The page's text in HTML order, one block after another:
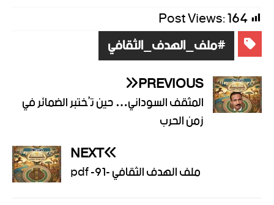
Post Views:164
#ملف_الهدف_الثقافي
PREVIOUS
المثقف السوداني… حين تُختبر الضمائر في
زمن الحرب
NEXT
ملف الهدف الثقافي -91- pdf